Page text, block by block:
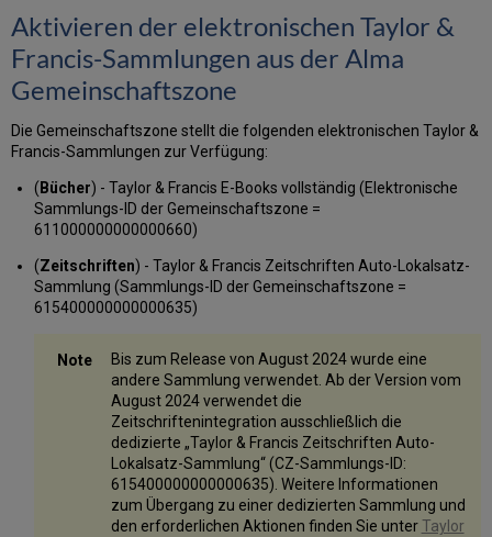
Aktivieren der elektronischen Taylor &
Francis-Sammlungen aus der Alma
Gemeinschaftszone
Die Gemeinschaftszone stellt die folgenden elektronischen Taylor &
Francis-Sammlungen zur Verfügung:
( Bücher) - Taylor & Francis E-Books vollständig (Elektronische
Sammlungs-ID der Gemeinschaftszone =
611000000000000660)
(Zeitschriften) - Taylor & Francis Zeitschriften Auto-Lokalsatz-
Sammlung (Sammlungs-ID der Gemeinschaftszone =
615400000000000635)
Bis zum Release von August 2024 wurde eine
andere Sammlung verwendet. Ab der Version vom
August 2024 verwendet die
Zeitschriftenintegration ausschließlich die
dedizierte „Taylor & Francis Zeitschriften Auto-
Lokalsatz-Sammlung“ (CZ-Sammlungs-ID:
615400000000000635). Weitere Informationen
zum Übergang zu einer dedizierten Sammlung und
den erforderlichen Aktionen finden Sie unterTaylor